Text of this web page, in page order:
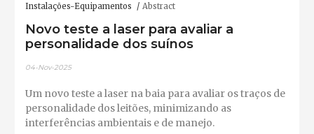
Instalações-Equipamentos Abstract
Novo teste a laser para avaliar a
personalidade dos suínos
04-Nov-2025
Um novo teste a laser na baia para avaliar os traços de
personalidade dos leitões, minimizando as
interferências ambientais e de manejo.